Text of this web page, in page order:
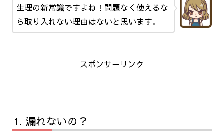
生理の新常識ですよね！問題なく使えるな
ら取り入れない理由はないと思います。
スポンサーリンク
漏れないの？